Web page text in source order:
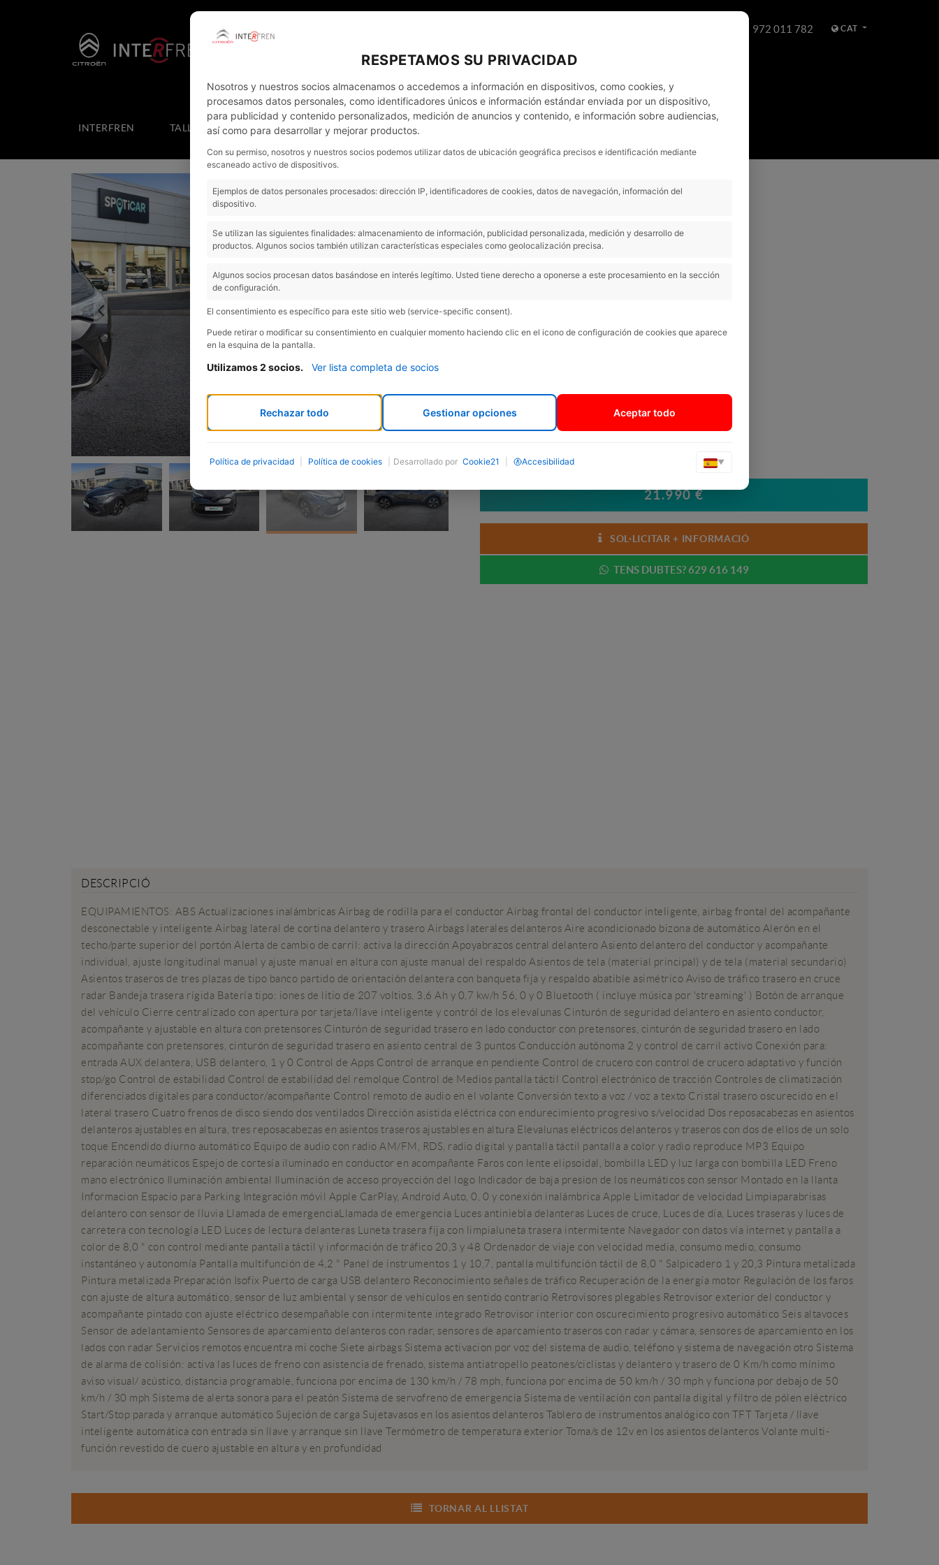
CAT
972 011 782
INTERFREN TALLER COTXES NOUS EMPRESES
Next
Híbrid
1.8 125H Advance
Model:
Marca:
Toyota
Km: 86000
Cilindrada:
Garantia: 12 mesos
21.990 €
SOL·LICITAR + INFORMACIÓ
TENS DUBTES? 629 616 149
DESCRIPCIÓ
EQUIPAMIENTOS: ABS Actualizaciones inalámbricas Airbag de rodilla para el conductor Airbag frontal del conductor inteligente, airbag frontal del acompañante
desconectable y inteligente Airbag lateral de cortina delantero y trasero Airbags laterales delanteros Aire acondicionado bizona de automático Alerón en el
techo/parte superior del portón Alerta de cambio de carril: activa la dirección Apoyabrazos central delantero Asiento delantero del conductor y acompañante
individual, ajuste longitudinal manual y ajuste manual en altura con ajuste manual del respaldo Asientos de tela (material principal) y de tela (material secundario)
Asientos traseros de tres plazas de tipo banco partido de orientación delantera con banqueta fija y respaldo abatible asimétrico Aviso de tráfico trasero en cruce
radar Bandeja trasera rígida Batería tipo: iones de litio de 207 voltios, 3,6 Ah y 0,7 kw/h 56, 0 y 0 Bluetooth ( incluye música por 'streaming' ) Botón de arranque
del vehículo Cierre centralizado con apertura por tarjeta/llave inteligente y contról de los elevalunas Cinturón de seguridad delantero en asiento conductor,
acompañante y ajustable en altura con pretensores Cinturón de seguridad trasero en lado conductor con pretensores, cinturón de seguridad trasero en lado
acompañante con pretensores, cinturón de seguridad trasero en asiento central de 3 puntos Conducción autónoma 2 y control de carril activo Conexión para:
entrada AUX delantera, USB delantero, 1 y 0 Control de Apps Control de arranque en pendiente Control de crucero con control de crucero adaptativo y función
stop/go Control de estabilidad Control de estabilidad del remolque Control de Medios pantalla táctil Control electrónico de tracción Controles de climatización
diferenciados digitales para conductor/acompañante Control remoto de audio en el volante Conversión texto a voz / voz a texto Cristal trasero oscurecido en el
lateral trasero Cuatro frenos de disco siendo dos ventilados Dirección asistida eléctrica con endurecimiento progresivo s/velocidad Dos reposacabezas en asientos
delanteros ajustables en altura, tres reposacabezas en asientos traseros ajustables en altura Elevalunas eléctricos delanteros y traseros con dos de ellos de un solo
toque Encendido diurno automático Equipo de audio con radio AM/FM, RDS, radio digital y pantalla táctil pantalla a color y radio reproduce MP3 Equipo
reparación neumáticos Espejo de cortesía iluminado en conductor en acompañante Faros con lente elipsoidal, bombilla LED y luz larga con bombilla LED Freno
mano electrónico Iluminación ambiental Iluminación de acceso proyección del logo Indicador de baja presion de los neumáticos con sensor Montado en la llanta
Informacion Espacio para Parking Integración móvil Apple CarPlay, Android Auto, 0, 0 y conexión inalámbrica Apple Limitador de velocidad Limpiaparabrisas
delantero con sensor de lluvia Llamada de emergenciaLlamada de emergencia Luces antiniebla delanteras Luces de cruce, Luces de día, Luces traseras y luces de
carretera con tecnología LED Luces de lectura delanteras Luneta trasera fija con limpialuneta trasera intermitente Navegador con datos vía internet y pantalla a
color de 8,0 " con control mediante pantalla táctil y información de tráfico 20,3 y 48 Ordenador de viaje con velocidad media, consumo medio, consumo
instantáneo y autonomía Pantalla multifunción de 4,2 " Panel de instrumentos 1 y 10,7, pantalla multifunción táctil de 8,0 " Salpicadero 1 y 20,3 Pintura metalizada
Pintura metalizada Preparación Isofix Puerto de carga USB delantero Reconocimiento señales de tráfico Recuperación de la energía motor Regulación de los faros
con ajuste de altura automático, sensor de luz ambiental y sensor de vehículos en sentido contrario Retrovisores plegables Retrovisor exterior del conductor y
acompañante pintado con ajuste eléctrico desempañable con intermitente integrado Retrovisor interior con oscurecimiento progresivo automático Seis altavoces
Sensor de adelantamiento Sensores de aparcamiento delanteros con radar, sensores de aparcamiento traseros con radar y cámara, sensores de aparcamiento en los
lados con radar Servicios remotos encuentra mi coche Siete airbags Sistema activacion por voz del sistema de audio, teléfono y sistema de navegación otro Sistema
de alarma de colisión: activa las luces de freno con asistencia de frenado, sistema antiatropello peatones/ciclistas y delantero y trasero de 0 Km/h como mínimo
aviso visual/ acústico, distancia programable, funciona por encima de 130 km/h / 78 mph, funciona por encima de 50 km/h / 30 mph y funciona por debajo de 50
km/h / 30 mph Sistema de alerta sonora para el peatón Sistema de servofreno de emergencia Sistema de ventilación con pantalla digital y filtro de pólen eléctrico
Start/Stop parada y arranque automático Sujeción de carga Sujetavasos en los asientos delanteros Tablero de instrumentos analógico con TFT Tarjeta / llave
inteligente automática con entrada sin llave y arranque sin llave Termómetro de temperatura exterior Toma/s de 12v en los asientos delanteros Volante multi-
función revestido de cuero ajustable en altura y en profundidad
TORNAR AL LLISTAT
RESPETAMOS SU PRIVACIDAD
Nosotros y nuestros socios almacenamos o accedemos a información en dispositivos, como cookies, y
procesamos datos personales, como identificadores únicos e información estándar enviada por un dispositivo,
para publicidad y contenido personalizados, medición de anuncios y contenido, e información sobre audiencias,
así como para desarrollar y mejorar productos.
Con su permiso, nosotros y nuestros socios podemos utilizar datos de ubicación geográfica precisos e identificación mediante
escaneado activo de dispositivos.
Ejemplos de datos personales procesados: dirección IP, identificadores de cookies, datos de navegación, información del
dispositivo.
Se utilizan las siguientes finalidades: almacenamiento de información, publicidad personalizada, medición y desarrollo de
productos. Algunos socios también utilizan características especiales como geolocalización precisa.
Algunos socios procesan datos basándose en interés legítimo. Usted tiene derecho a oponerse a este procesamiento en la sección
de configuración.
El consentimiento es específico para este sitio web (service-specific consent).
Puede retirar o modificar su consentimiento en cualquier momento haciendo clic en el icono de configuración de cookies que aparece
en la esquina de la pantalla.
Utilizamos 2 socios. Ver lista completa de socios
Rechazar todo Gestionar opciones Aceptar todo
Política de privacidad Política de cookies Desarrollado por Cookie21 Accesibilidad ▼